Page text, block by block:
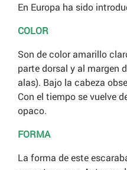
En Europa ha sido
COLOR
Son de color amarillo
parte dorsal y al margen
alas). Bajo la cabeza
Con el tiempo se vuelve
opaco.
FORMA
La forma de este